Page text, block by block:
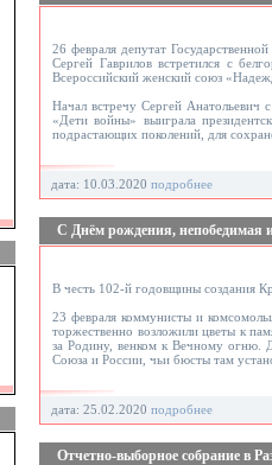
26 февраля депутат
Сергей Гаврилов встретился с
Всероссийский женский союз
Начал встречу Сергей Анатольевич
«Дети войны» выиграла
подрастающих поколений, для
дата: 10.03.2020 подробнее
С Днём рождения, непобедимая
В честь 102-й годовщины создания
23 февраля коммунисты и
торжественно возложили цветы к
за Родину, венком к Вечному огню.
Союза и России, чьи бюсты там
дата: 25.02.2020 подробнее
Отчетно-выборное собрание в